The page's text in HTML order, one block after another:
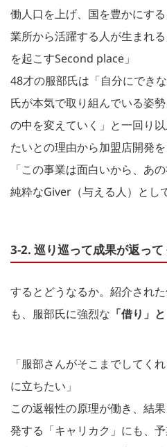
働人口を上げ、国を豊かにす
業所から活躍する人が生まれ
を起こすSecond place」
48才の服部氏は「自分にでき
氏が本気で取り組んでいる姿
の中を変えていく」と一回り
たいとの理由から加盟店開発を
「この事業は面白いから、あ
純粋なGiver（与える人）とし
3-2. 巡り巡って成果が返って
するとどうなるか。紹介され
も、服部氏に強烈な 「借り」
「服部さんがそこまでしてく
に立ちたい」
この返報性の原理が働き、結
発する「キャリカク」にも、